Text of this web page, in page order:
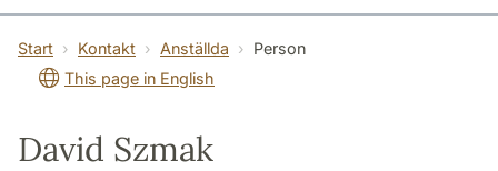
Start Kontakt Anställda
Person
This page in English
David Szmak